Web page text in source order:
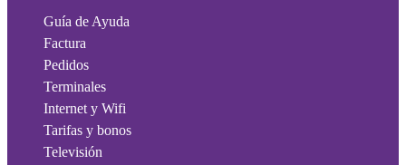
Guía de Ayuda
Factura
Pedidos
Terminales
Internet y Wifi
Tarifas y bonos
Televisión